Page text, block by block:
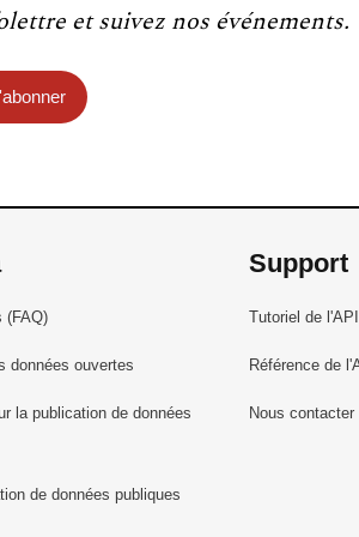
et suivez nos événements.
(FAQ)
données ouvertes
la publication de données
de données publiques
Support
Tutoriel de l'API
Référence de
Nous contacter